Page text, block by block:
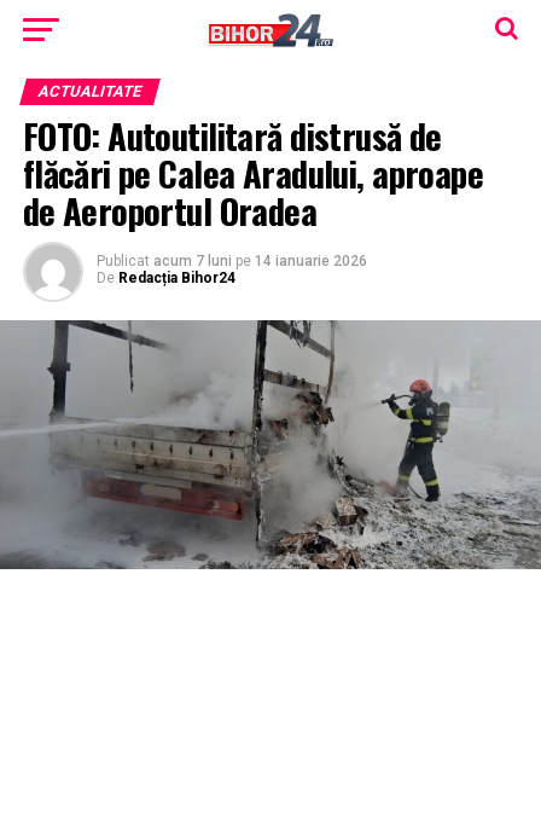
ACTUALITATE
FOTO: Autoutilitară distrusă de
flăcări pe Calea Aradului, aproape
de Aeroportul Oradea
Publicat acum 7 luni pe 14 ianuarie 2026
De Redacția Bihor24